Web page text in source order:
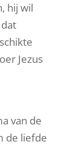
hij wil
Jezus
van de
de liefde